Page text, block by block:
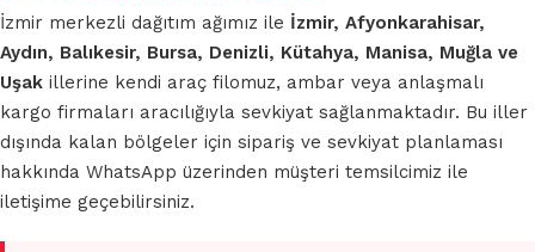
İzmir merkezli dağıtım ağımız ile İzmir, Afyonkarahisar,
Aydın, Balıkesir, Bursa, Denizli, Kütahya, Manisa, Muğla ve
Uşak illerine kendi araç filomuz, ambar veya anlaşmalı
kargo firmaları aracılığıyla sevkiyat sağlanmaktadır. Bu iller
dışında kalan bölgeler için sipariş ve sevkiyat planlaması
hakkında WhatsApp üzerinden müşteri temsilcimiz ile
iletişime geçebilirsiniz.